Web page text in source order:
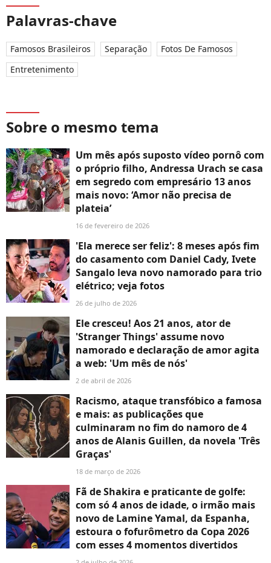
Palavras-chave
Famosos Brasileiros Separação
Fotos De Famosos
Entretenimento
Sobre o mesmo tema
Um mês após suposto vídeo pornô com
o próprio filho, Andressa Urach se casa
em segredo com empresário 13 anos
mais novo: ‘Amor não precisa de
plateia’
16 de fevereiro de 2026
'Ela merece ser feliz': 8 meses após fim
do casamento com Daniel Cady, Ivete
Sangalo leva novo namorado para trio
elétrico; veja fotos
26 de julho de 2026
Ele cresceu! Aos 21 anos, ator de
'Stranger Things' assume novo
namorado e declaração de amor agita
a web: 'Um mês de nós'
2 de abril de 2026
Racismo, ataque transfóbico a famosa
e mais: as publicações que
culminaram no fim do namoro de 4
anos de Alanis Guillen, da novela 'Três
Graças'
18 de março de 2026
Fã de Shakira e praticante de golfe:
com só 4 anos de idade, o irmão mais
novo de Lamine Yamal, da Espanha,
estoura o fofurômetro da Copa 2026
com esses 4 momentos divertidos